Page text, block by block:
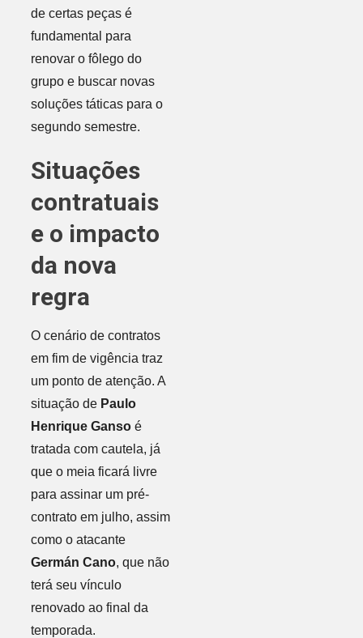
de certas peças é
fundamental para
renovar o fôlego do
grupo e buscar novas
soluções táticas para o
segundo semestre.
Situações
contratuais
e o impacto
da nova
regra
O cenário de contratos
em fim de vigência traz
um ponto de atenção. A
situação de Paulo
Henrique Gansoé
tratada com cautela, já
que o meia ficará livre
para assinar um pré-
contrato em julho, assim
como o atacante
Germán Cano, que não
terá seu vínculo
renovado ao final da
temporada.